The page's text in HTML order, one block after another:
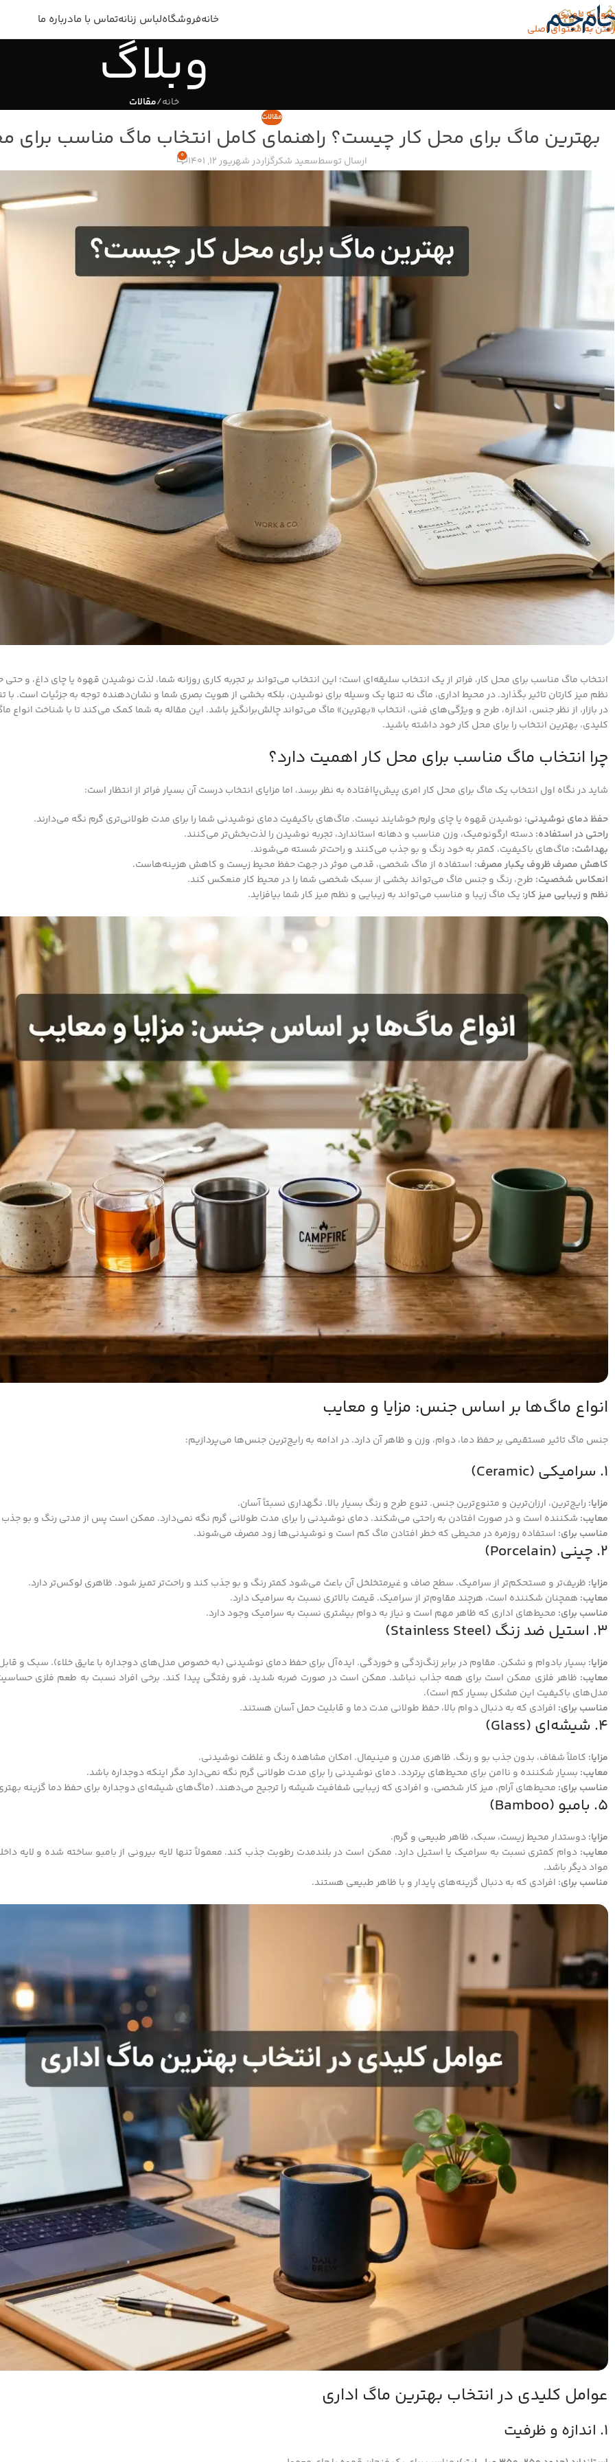
عبور به ناوبری
رفتن به محتوای اصلی
خانهفروشگاهلباس زنانهتماس با مادرباره ما
وبلاگ
خانه/مقالات
مقالات
بهترین ماگ برای محل کار چیست؟ راهنمای کامل انتخاب ماگ مناسب برای
ارسال توسطسعید شکرگزاردر شهریور 12, 1401 0
انتخاب ماگ مناسب برای محل کار، فراتر از یک انتخاب سلیقه‌ای است؛ این انتخاب می‌تواند بر تجربه کاری روزانه شما، لذت نوشیدن قهوه یا چای داغ، و
نظم میز کارتان تاثیر بگذارد. در محیط اداری، ماگ نه تنها یک وسیله برای نوشیدن، بلکه بخشی از هویت بصری شما و نشان‌دهنده توجه به جزئیات است. با
در بازار، از نظر جنس، اندازه، طرح و ویژگی‌های فنی، انتخاب «بهترین» ماگ می‌تواند چالش‌برانگیز باشد. این مقاله به شما کمک می‌کند تا با شناخت انواع
کلیدی، بهترین انتخاب را برای محل کار خود داشته باشید.
چرا انتخاب ماگ مناسب برای محل کار اهمیت دارد؟
شاید در نگاه اول انتخاب یک ماگ برای محل کار امری پیش‌پاافتاده به نظر برسد، اما مزایای انتخاب درست آن بسیار فراتر از انتظار است:
حفظ دمای نوشیدنی: نوشیدن قهوه یا چای ولرم خوشایند نیست. ماگ‌های باکیفیت دمای نوشیدنی شما را برای مدت طولانی‌تری گرم نگه می‌دارند.
راحتی در استفاده:دسته ارگونومیک، وزن مناسب و دهانه استاندارد، تجربه نوشیدن را لذت‌بخش‌تر می‌کنند.
بهداشت: ماگ‌های باکیفیت، کمتر به خود رنگ و بو جذب می‌کنند و راحت‌تر شسته می‌شوند.
کاهش مصرف ظروف یکبار مصرف: استفاده از ماگ شخصی، قدمی موثر در جهت حفظ محیط زیست و کاهش هزینه‌هاست.
انعکاس شخصیت: طرح، رنگ و جنس ماگ می‌تواند بخشی از سبک شخصی شما را در محیط کار منعکس کند.
نظم و زیبایی میز کار: یک ماگ زیبا و مناسب می‌تواند به زیبایی و نظم میز کار شما بیافزاید.
انواع ماگ‌ها بر اساس جنس: مزایا و معایب
جنس ماگ تاثیر مستقیمی بر حفظ دما، دوام، وزن و ظاهر آن دارد. در ادامه به رایج‌ترین جنس‌ها می‌پردازیم:
۱. سرامیکی (Ceramic)
مزایا: رایج‌ترین، ارزان‌ترین و متنوع‌ترین جنس. تنوع طرح و رنگ بسیار بالا. نگهداری نسبتاً آسان.
معایب: شکننده است و در صورت افتادن به راحتی می‌شکند. دمای نوشیدنی را برای مدت طولانی گرم نگه نمی‌دارد. ممکن است پس از مدتی رنگ و بو
مناسب برای: استفاده روزمره در محیطی که خطر افتادن ماگ کم است و نوشیدنی‌ها زود مصرف می‌شوند.
۲. چینی (Porcelain)
مزایا: ظریف‌تر و مستحکم‌تر از سرامیک. سطح صاف و غیرمتخلخل آن باعث می‌شود کمتر رنگ و بو جذب کند و راحت‌تر تمیز شود. ظاهری لوکس‌تر دارد.
معایب: همچنان شکننده است، هرچند مقاوم‌تر از سرامیک. قیمت بالاتری نسبت به سرامیک دارد.
مناسب برای: محیط‌های اداری که ظاهر مهم است و نیاز به دوام بیشتری نسبت به سرامیک وجود دارد.
۳. استیل ضد زنگ (Stainless Steel)
مزایا: بسیار بادوام و نشکن. مقاوم در برابر زنگ‌زدگی و خوردگی. ایده‌آل برای حفظ دمای نوشیدنی (به خصوص مدل‌های دوجداره با عایق خلاء). سبک و
معایب: ظاهر فلزی ممکن است برای همه جذاب نباشد. ممکن است در صورت ضربه شدید، فرو رفتگی پیدا کند. برخی افراد نسبت به طعم فلزی حساسیت
مدل‌های باکیفیت این مشکل بسیار کم است).
مناسب برای: افرادی که به دنبال دوام بالا، حفظ طولانی مدت دما و قابلیت حمل آسان هستند.
۴. شیشه‌ای (Glass)
مزایا: کاملاً شفاف، بدون جذب بو و رنگ. ظاهری مدرن و مینیمال. امکان مشاهده رنگ و غلظت نوشیدنی.
معایب: بسیار شکننده و ناامن برای محیط‌های پرتردد. دمای نوشیدنی را برای مدت طولانی گرم نگه نمی‌دارد مگر اینکه دوجداره باشد.
مناسب برای: محیط‌های آرام، میز کار شخصی، و افرادی که زیبایی شفافیت شیشه را ترجیح می‌دهند. (ماگ‌های شیشه‌ای دوجداره برای حفظ دما گزینه
۵. بامبو (Bamboo)
مزایا:دوستدار محیط زیست، سبک، ظاهر طبیعی و گرم.
معایب: دوام کمتری نسبت به سرامیک یا استیل دارد. ممکن است در بلندمدت رطوبت جذب کند. معمولاً تنها لایه بیرونی از بامبو ساخته شده و لایه
مواد دیگر باشد.
مناسب برای: افرادی که به دنبال گزینه‌های پایدار و با ظاهر طبیعی هستند.
عوامل کلیدی در انتخاب بهترین ماگ اداری
۱. اندازه و ظرفیت